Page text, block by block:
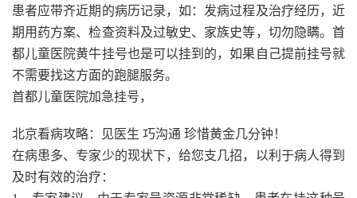
患者应带齐近期的病历记录，如：发病过程及治疗经历，近
期用药方案、检查资料及过敏史、家族史等，切勿隐瞒。首
都儿童医院黄牛挂号也是可以挂到的，如果自己提前挂号就
不需要找这方面的跑腿服务。
首都儿童医院加急挂号，
北京看病攻略：见医生 巧沟通 珍惜黄金几分钟！
在病患多、专家少的现状下，给您支几招，以利于病人得到
及时有效的治疗：